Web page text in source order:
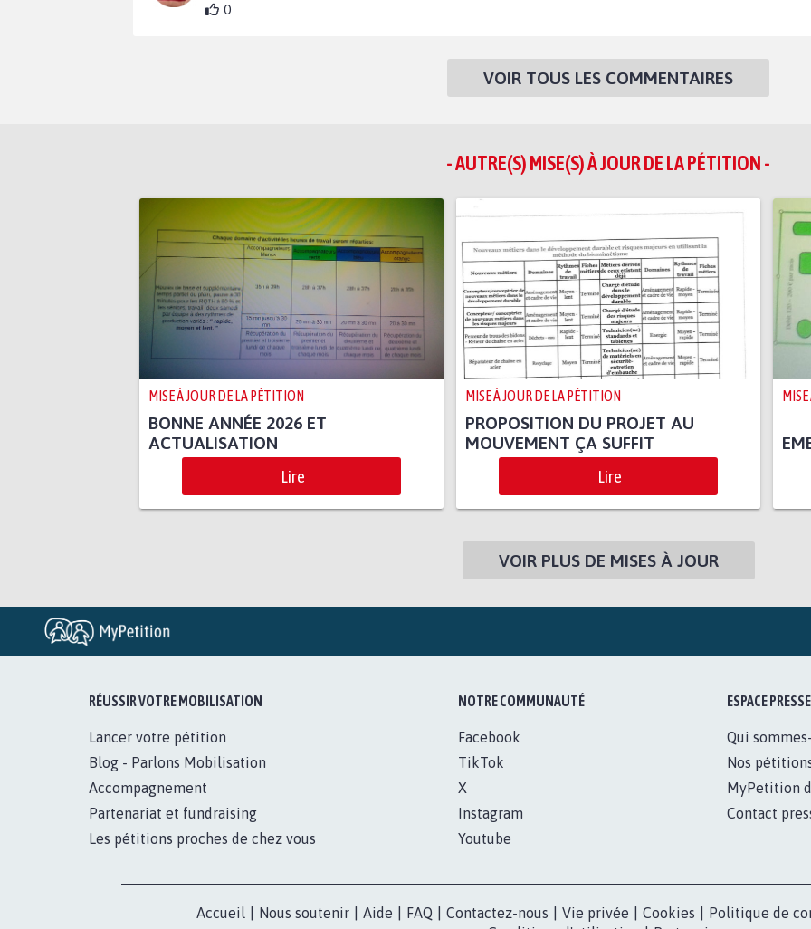
0
VOIR TOUS LES COMMENTAIRES
- AUTRE(S) MISE(S) À JOUR DE LA PÉTITION -
MISE À JOUR DE LA PÉTITION
BONNE ANNÉE 2026 ET
ACTUALISATION
Lire
MISE À JOUR DE LA PÉTITION
PROPOSITION DU PROJET AU
MOUVEMENT ÇA SUFFIT
Lire
VOIR PLUS DE MISES À JOUR
RÉUSSIR VOTRE MOBILISATION
Lancer votre pétition
Blog - Parlons Mobilisation
Accompagnement
Partenariat et fundraising
Les pétitions proches de chez vous
NOTRE COMMUNAUTÉ
Facebook
TikTok
X
Instagram
Youtube
ESPACE PRESSE
Qui
Nos
MyPetition
Contact
Accueil Nous soutenir Aide FAQ Contactez-nous Vie privée Cookies Politique de